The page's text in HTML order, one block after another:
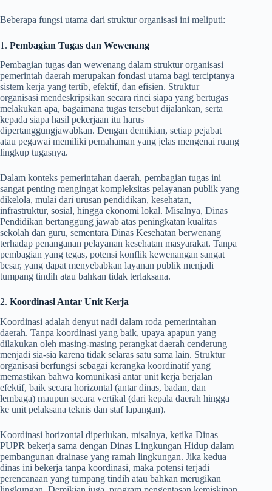
Beberapa fungsi utama dari struktur organisasi ini meliputi:
1. Pembagian Tugas dan Wewenang
Pembagian tugas dan wewenang dalam struktur organisasi
pemerintah daerah merupakan fondasi utama bagi terciptanya
sistem kerja yang tertib, efektif, dan efisien. Struktur
organisasi mendeskripsikan secara rinci siapa yang bertugas
melakukan apa, bagaimana tugas tersebut dijalankan, serta
kepada siapa hasil pekerjaan itu harus
dipertanggungjawabkan. Dengan demikian, setiap pejabat
atau pegawai memiliki pemahaman yang jelas mengenai ruang
lingkup tugasnya.
Dalam konteks pemerintahan daerah, pembagian tugas ini
sangat penting mengingat kompleksitas pelayanan publik yang
dikelola, mulai dari urusan pendidikan, kesehatan,
infrastruktur, sosial, hingga ekonomi lokal. Misalnya, Dinas
Pendidikan bertanggung jawab atas peningkatan kualitas
sekolah dan guru, sementara Dinas Kesehatan berwenang
terhadap penanganan pelayanan kesehatan masyarakat. Tanpa
pembagian yang tegas, potensi konflik kewenangan sangat
besar, yang dapat menyebabkan layanan publik menjadi
tumpang tindih atau bahkan tidak terlaksana.
2. Koordinasi Antar Unit Kerja
Koordinasi adalah denyut nadi dalam roda pemerintahan
daerah. Tanpa koordinasi yang baik, upaya apapun yang
dilakukan oleh masing-masing perangkat daerah cenderung
menjadi sia-sia karena tidak selaras satu sama lain. Struktur
organisasi berfungsi sebagai kerangka koordinatif yang
memastikan bahwa komunikasi antar unit kerja berjalan
efektif, baik secara horizontal (antar dinas, badan, dan
lembaga) maupun secara vertikal (dari kepala daerah hingga
ke unit pelaksana teknis dan staf lapangan).
Koordinasi horizontal diperlukan, misalnya, ketika Dinas
PUPR bekerja sama dengan Dinas Lingkungan Hidup dalam
pembangunan drainase yang ramah lingkungan. Jika kedua
dinas ini bekerja tanpa koordinasi, maka potensi terjadi
perencanaan yang tumpang tindih atau bahkan merugikan